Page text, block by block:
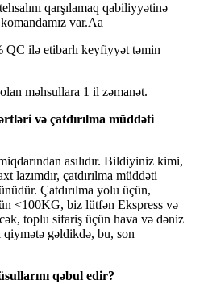
qarşılamaq qabiliyyətinə
var.Aa
QC ilə etibarlı keyfiyyət təmin
məhsullara 1 il zəmanət.
və çatdırılma müddəti
asılıdır. Bildiyiniz kimi,
lazımdır, çatdırılma müddəti
Çatdırılma yolu üçün,
<100KG, biz lütfən Ekspress və
toplu sifariş üçün hava və dəniz
qiymətə gəldikdə, bu, son
qəbul edir?